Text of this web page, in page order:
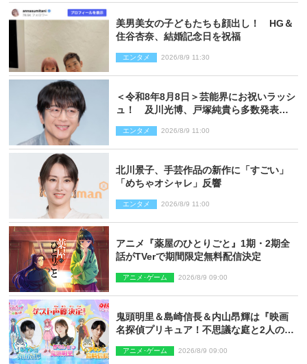
美男美女の子どもたちも顔出し！ HG＆
住谷杏奈、結婚記念日を祝福
エンタメ 2026/8/9 11:30
＜令和8年8月8日＞芸能界にお祝いラッシ
ュ！ 及川光博、戸塚純貴ら多数発表結
エンタメ 2026/8/9 11:00
北川景子、手芸作品の新作に「すごい」
「めちゃオシャレ」反響
エンタメ 2026/8/9 11:00
アニメ『薬屋のひとりごと』1期・2期全
話がTVerで期間限定無料配信決定
アニメ･ゲーム 2026/8/9 09:00
鬼頭明里＆島崎信長＆内山昂輝は『映画
名探偵プリキュア！不思議な庭と2人の秘
アニメ･ゲーム 2026/8/9 09:00